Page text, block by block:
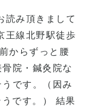
読み頂きまして
王線北野駅徒歩
からずっと腰
院・鍼灸院な
です。（因み
です。） 結果